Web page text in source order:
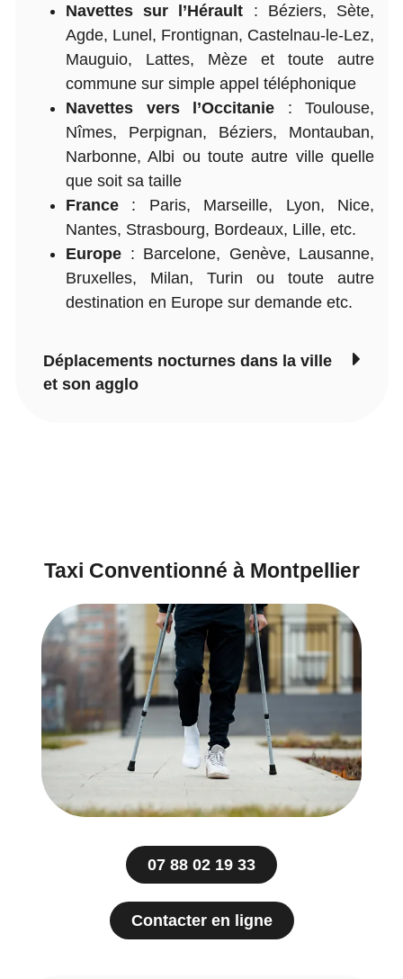
Navettes sur l’Hérault : Béziers, Sète,
Agde, Lunel, Frontignan, Castelnau-le-Lez,
Mauguio, Lattes, Mèze et toute autre
commune sur simple appel téléphonique
Navettes vers l’Occitanie : Toulouse,
Nîmes, Perpignan, Béziers, Montauban,
Narbonne, Albi ou toute autre ville quelle
que soit sa taille
France : Paris, Marseille, Lyon, Nice,
Nantes, Strasbourg, Bordeaux, Lille, etc.
Europe : Barcelone, Genève, Lausanne,
Bruxelles, Milan, Turin ou toute autre
destination en Europe sur demande etc.
Déplacements nocturnes dans la ville
et son agglo
Taxi Conventionné à Montpellier
07 88 02 19 33
Contacter en ligne